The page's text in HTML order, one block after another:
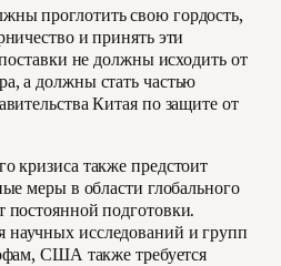
проглотить свою гордость,
и принять эти
не должны исходить от
а должны стать частью
Китая по защите от
кризиса также предстоит
меры в области глобального
постоянной подготовки.
исследований и групп
США также требуется